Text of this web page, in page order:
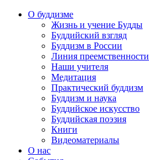
О буддизме
Жизнь и учение Будды
Буддийский взгляд
Буддизм в России
Линия преемственности
Наши учителя
Медитация
Практический буддизм
Буддизм и наука
Буддийское искусство
Буддийская поэзия
Книги
Видеоматериалы
О нас